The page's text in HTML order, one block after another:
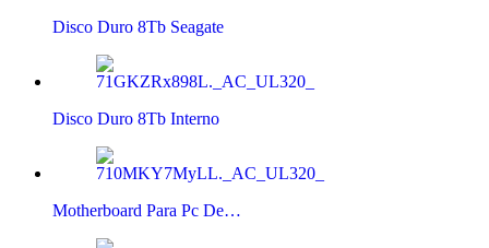
Disco Duro 8Tb Seagate
Disco Duro 8Tb Interno
Motherboard Para Pc De…